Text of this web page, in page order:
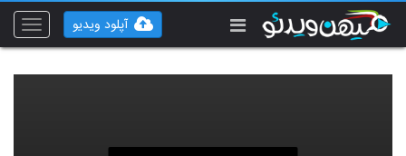
Toggle
آپلود ویدیو